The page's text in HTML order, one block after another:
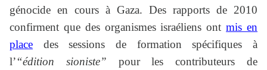
génocide en cours à Gaza. Des rapports de 2010
confirment que des organismes israéliens ontmis en
place des sessions de formation spécifiques à
l’“édition sioniste” pour les contributeurs de